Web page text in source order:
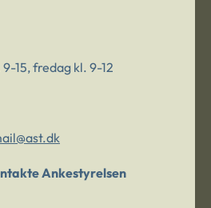
15, fredag kl. 9-12
Ankestyrelsen